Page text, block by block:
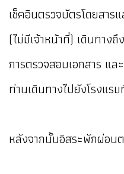
เช็คอินตรวจบัตรโดยสาร
(ไม่มีเจ้าหน้าที่) เดินทาง
การตรวจสอบเอกสาร แล
ท่านเดินทางไปยังโรงแร
หลังจากนั้นอิสระพักผ่อน